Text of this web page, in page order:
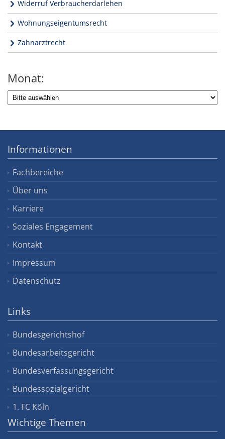
Widerruf Verbraucherdarlehen
Wohnungseigentumsrecht
Zahnarztrecht
Monat:
Informationen
Fachbereiche
Über uns
Karriere
Soziales Engagement
Kontakt
Impressum
Datenschutz
Links
Bundesgerichtshof
Bundesarbeitsgericht
Bundesverfassungsgericht
Bundessozialgericht
1. FC Köln
Wichtige Themen